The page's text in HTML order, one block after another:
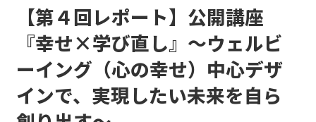
【第４回レポート】公開講座
『幸せ×学び直し』～ウェルビ
ーイング（心の幸せ）中心デザ
インで、実現したい未来を自ら